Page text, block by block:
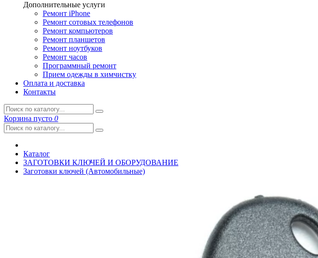
Дополнительные услуги
Ремонт iPhone
Ремонт сотовых телефонов
Ремонт компьютеров
Ремонт планшетов
Ремонт ноутбуков
Ремонт часов
Программный ремонт
Прием одежды в химчистку
Оплата и доставка
Контакты
Корзина пусто 0
Каталог
ЗАГОТОВКИ КЛЮЧЕЙ И ОБОРУДОВАНИЕ
Заготовки ключей (Автомобильные)